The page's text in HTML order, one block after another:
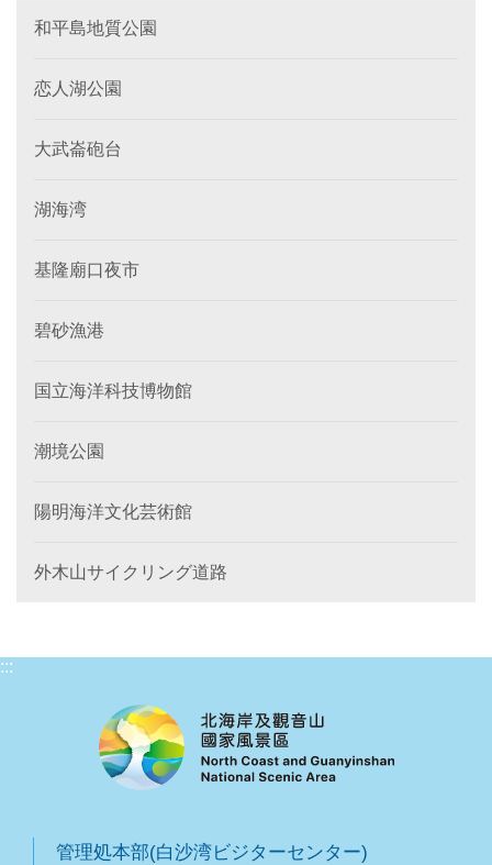
和平島地質公園
恋人湖公園
大武崙砲台
湖海湾
基隆廟口夜市
碧砂漁港
国立海洋科技博物館
潮境公園
陽明海洋文化芸術館
外木山サイクリング道路
:::
管理処本部(白沙湾ビジターセンター)